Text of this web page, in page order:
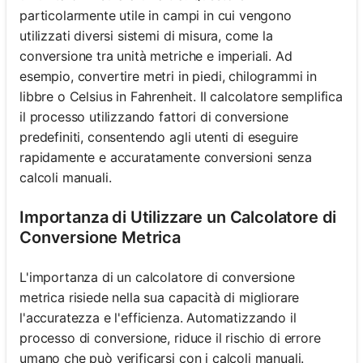
particolarmente utile in campi in cui vengono
utilizzati diversi sistemi di misura, come la
conversione tra unità metriche e imperiali. Ad
esempio, convertire metri in piedi, chilogrammi in
libbre o Celsius in Fahrenheit. Il calcolatore semplifica
il processo utilizzando fattori di conversione
predefiniti, consentendo agli utenti di eseguire
rapidamente e accuratamente conversioni senza
calcoli manuali.
Importanza di Utilizzare un Calcolatore di
Conversione Metrica
L'importanza di un calcolatore di conversione
metrica risiede nella sua capacità di migliorare
l'accuratezza e l'efficienza. Automatizzando il
processo di conversione, riduce il rischio di errore
umano che può verificarsi con i calcoli manuali.